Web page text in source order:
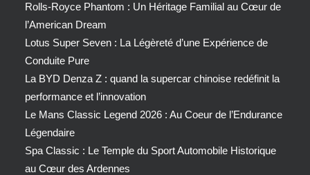
Rolls-Royce Phantom : Un Héritage Familial au Cœur de
l’American Dream
Lotus Super Seven : La Légèreté d’une Expérience de
Conduite Pure
La BYD Denza Z : quand la supercar chinoise redéfinit la
performance et l’innovation
Le Mans Classic Legend 2026 : Au Coeur de l’Endurance
Légendaire
Spa Classic : Le Temple du Sport Automobile Historique
au Cœur des Ardennes